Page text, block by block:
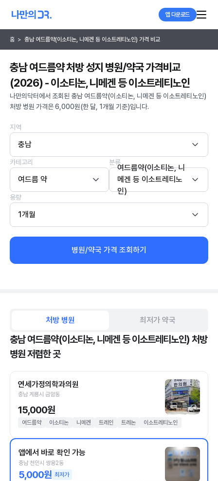
앱 다운로드
홈 > 충남 여드름약(이소티논, 니메겐 등 이소트레티노인) 가격 비교
충남 여드름약 처방 성지 병원/약국 가격비교
(2026) - 이소티논, 니메겐 등 이소트레티노인
나만의닥터에서 조회된 충남 여드름약(이소티논, 니메겐 등 이소트레티노인)
처방 병원 가격은 6,000원(한 달, 1개월 기준)입니다.
지역
충남
카테고리
여드름 약
분류
여드름약(이소티논, 니
메겐 등 이소트레티노
인)
용량
1개월
병원/약국 가격 조회하기
처방 병원 최저가 약국
충남 여드름약(이소티논, 니메겐 등 이소트레티노인) 처방
병원 저렴한 곳
연세가정의학과의원
충남 계룡시 금암동
15,000원
여드름약 이소티논 니메겐 트레인 트레논 이소트레티노인
앱에서 바로 확인 가능
충남 천안시 쌍용2동
5,000원 최저가